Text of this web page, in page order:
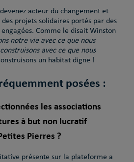
acteur du changement et
projets solidaires portés par des
Comme le disait Winston
notre vie avec ce que nous
avec ce que nous
un habitat digne !
posées :
les associations
à but non lucratif
Pierres ?
présente sur la plateforme a